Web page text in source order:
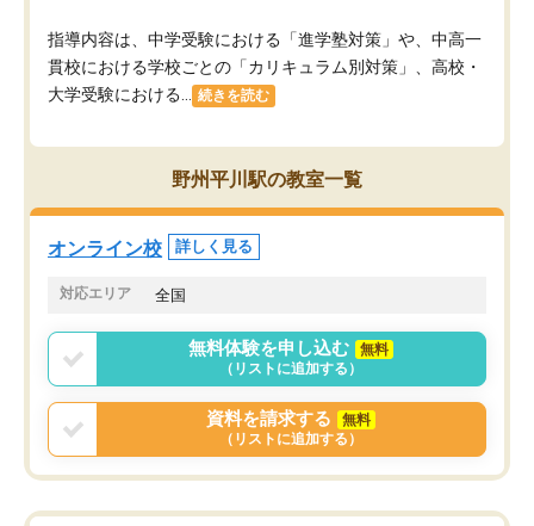
指導内容は、中学受験における「進学塾対策」や、中高一
貫校における学校ごとの「カリキュラム別対策」、高校・
大学受験における...
続きを読む
野州平川駅の教室一覧
オンライン校 詳しく見る
対応エリア 全国
無料体験を申し込む
無料
（リストに追加する）
資料を請求する
無料
（リストに追加する）